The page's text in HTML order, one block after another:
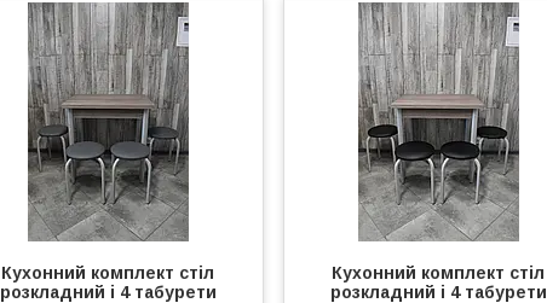
Кухонний комплект стіл
розкладний і 4 табурети
Кухонний комплект стіл
розкладний і 4 табурети